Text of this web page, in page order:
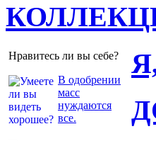
Нравитесь ли вы себе?
В одобрении
масс
нуждаются
все.